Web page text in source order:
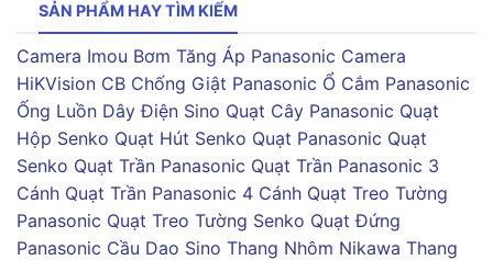
SẢN PHẨM HAY TÌM KIẾM
Camera Imou Bơm Tăng Áp Panasonic Camera
HiKVision CB Chống Giật Panasonic Ổ Cắm Panasonic
Ống Luồn Dây Điện Sino Quạt Cây Panasonic Quạt
Hộp Senko Quạt Hút Senko Quạt Panasonic Quạt
Senko Quạt Trần Panasonic Quạt Trần Panasonic 3
Cánh Quạt Trần Panasonic 4 Cánh Quạt Treo Tường
Panasonic Quạt Treo Tường Senko Quạt Đứng
Panasonic Cầu Dao Sino Thang Nhôm Nikawa Thang